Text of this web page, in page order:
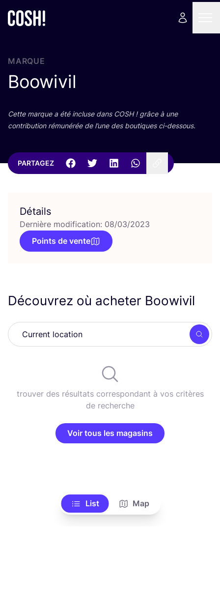
MARQUE
Boowivil
Cette marque a été incluse dans COSH! grâce à une
contri­bu­tion rému­né­rée de l’une des bou­tiques ci-dessous.
PARTAGEZ
Détails
Dernière modification: 08/03/2023
Points de vente
Découvrez où acheter Boowivil
trouver des résultats correspondant à vos critères
de recherche
Voir tous les magasins
List Map